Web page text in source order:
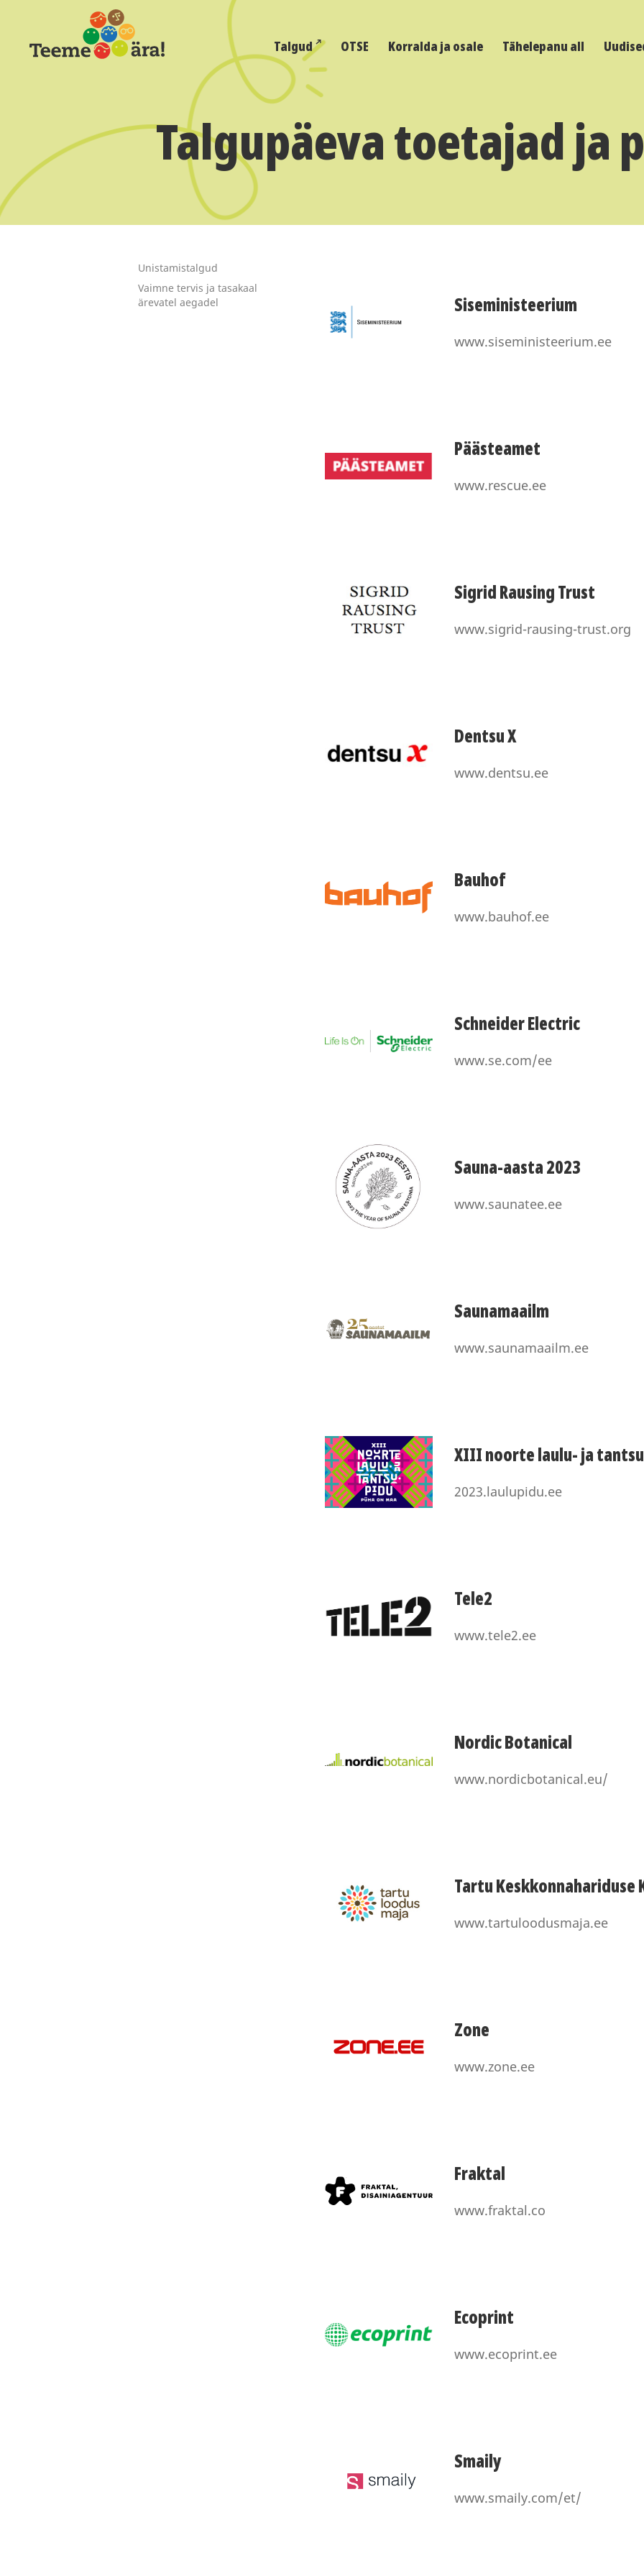
Talgud OTSE Korralda ja osale Tähelepanu all
Talgupäeva toetajad ja
Unistamistalgud
Vaimne tervis ja tasakaal
ärevatel aegadel
Siseministeerium
www.siseministeerium.ee
Päästeamet
www.rescue.ee
Sigrid Rausing Trust
www.sigrid-rausing-trust.org
Dentsu X
www.dentsu.ee
Bauhof
www.bauhof.ee
Schneider Electric
www.se.com/ee
Sauna-aasta 2023
www.saunatee.ee
Saunamaailm
www.saunamaailm.ee
XIII noorte laulu- ja
2023.laulupidu.ee
Tele2
www.tele2.ee
Nordic Botanical
www.nordicbotanical.eu/
Tartu Keskkonnahariduse
www.tartuloodusmaja.ee
Zone
www.zone.ee
Fraktal
www.fraktal.co
Ecoprint
www.ecoprint.ee
Smaily
www.smaily.com/et/